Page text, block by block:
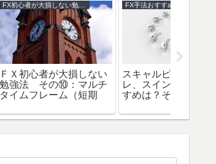
FX初心者が大損しない勉強法
しない
ラス押
最速 重要記事
１分でＦＸの負け組から
100％抜けだせる2つの方